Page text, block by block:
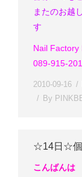
またのお越
す
Nail Factory
089-915-
2010-09-16
By
☆14日☆
こんばんは